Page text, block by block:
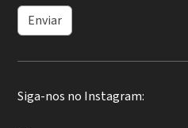
Enviar
Siga-nos no Instagram: